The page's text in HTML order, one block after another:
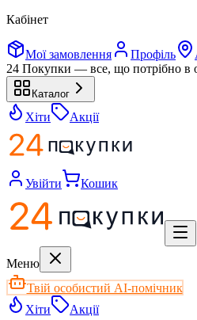
Кабінет
Мої замовлення Профіль
24 Покупки — все, що потрібно в
Каталог
Хіти Акції
Увійти Кошик
Меню
Твій особистий AI-помічник
Хіти
Акції